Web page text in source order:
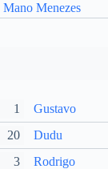
Mano Menezes
1 Gustavo
20 Dudu
3 Rodrigo